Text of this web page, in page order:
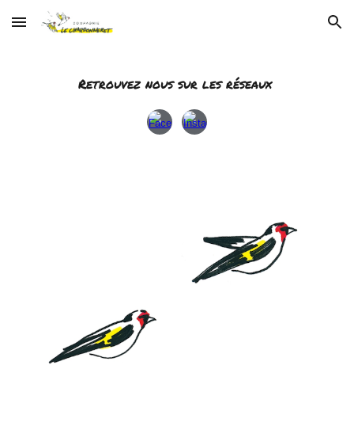
Skip to main content Skip to navigation
Retrouvez nous sur les réseaux